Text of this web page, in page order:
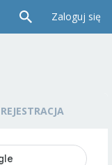
Zaloguj się
REJESTRACJA